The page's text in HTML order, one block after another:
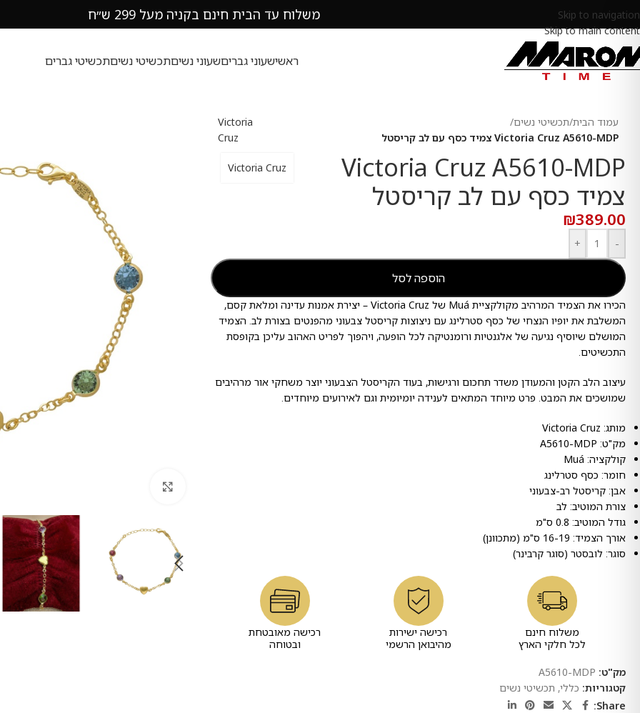
Skip to navigation
Skip to main content
משלוח עד הבית חינם בקניה מעל 299 ש״ח
ראשישעוני גבריםשעוני נשיםתכשיטי נשיםתכשיטי גברים
עמוד הבית/תכשיטי נשים/
Victoria Cruz A5610-MDP צמיד כסף עם לב קריסטל
Victoria
Cruz
Victoria Cruz A5610-MDP
צמיד כסף עם לב קריסטל
Victoria Cruz
₪389.00
-
+
הוספה לסל
הכירו את הצמיד המרהיב מקולקציית Muá של Victoria Cruz – יצירת אמנות עדינה ומלאת קסם,
המשלבת את יופיו הנצחי של כסף סטרלינג עם ניצוצות קריסטל צבעוני מהפנטים בצורת לב. הצמיד
המושלם שיוסיף נגיעה של אלגנטיות ורומנטיקה לכל הופעה, ויהפוך לפריט האהוב עליכן בקופסת
התכשיטים.
עיצוב הלב הקטן והמעודן משדר תחכום ורגישות, בעוד הקריסטל הצבעוני יוצר משחקי אור מרהיבים
שמושכים את המבט. פרט מיוחד המתאים לענידה יומיומית וגם לאירועים מיוחדים.
מותג: Victoria Cruz
מק"ט: A5610-MDP
קולקציה: Muá
חומר: כסף סטרלינג
אבן: קריסטל רב-צבעוני
צורת המוטיב: לב
גודל המוטיב: 0.8 ס"מ
אורך הצמיד: 16-19 ס"מ (מתכוונן)
סוגר: לובסטר (סוגר קרבינר)
משלוח חינם
לכל חלקי הארץ
רכישה ישירות
מהיבואן הרשמי
רכישה מאובטחת
ובטוחה
מק"ט: A5610-MDP
קטגוריות: כללי, תכשיטי נשים
Share: